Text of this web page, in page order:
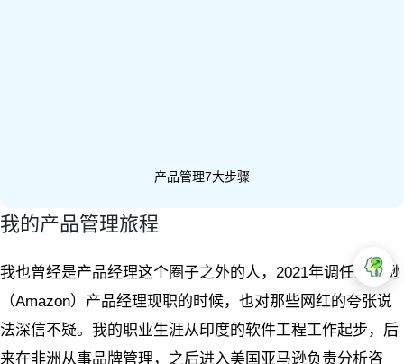
产品管理7大步骤
我的产品管理旅程
我也曾经是产品经理这个圈子之外的人，2021年调任亚马逊
（Amazon）产品经理现职的时候，也对那些网红的夸张说
法深信不疑。我的职业生涯从印度的软件工程工作起步，后
来在非洲从事品牌管理，之后进入美国亚马逊负责分析咨